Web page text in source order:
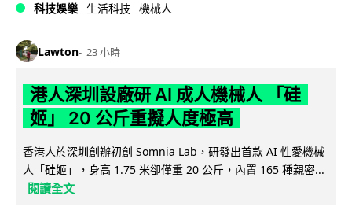
科技娛樂 生活科技 機械人
Lawton 23 小時
港人深圳設廠研 AI 成人機械人 「硅
姬」 20 公斤重擬人度極高
香港人於深圳創辦初創 Somnia Lab，研發出首款 AI 性愛機械
人「硅姬」，身高 1.75 米卻僅重 20 公斤，內置 165 種親密...
閱讀全文